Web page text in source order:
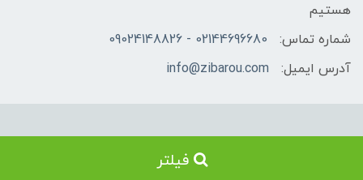
فیلتر
هستیم
شماره تماس:
02144696680 - 09024148826
آدرس ایمیل:
info@zibarou.com
بلامانع است. کلیه حقوق این سایت متعلق به فروشگاه زیبارو می‌باشد.